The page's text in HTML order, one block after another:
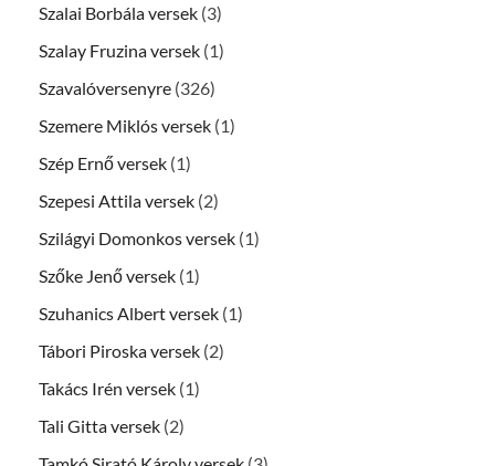
Szalai Borbála versek (3)
Szalay Fruzina versek (1)
Szavalóversenyre (326)
Szemere Miklós versek (1)
Szép Ernő versek (1)
Szepesi Attila versek (2)
Szilágyi Domonkos versek (1)
Szőke Jenő versek (1)
Szuhanics Albert versek (1)
Tábori Piroska versek (2)
Takács Irén versek (1)
Tali Gitta versek (2)